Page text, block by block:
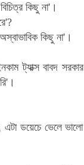
কিছু না'।
কিছু না'।
ট্যাক্স বাবদ সরকার
ডয়েচে ভেলে ভালো